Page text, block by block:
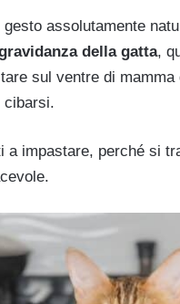
gesto assolutamente
della gatta,
sul ventre di
cibarsi.
a impastare, perché si